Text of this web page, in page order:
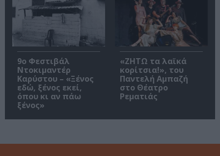
9ο Φεστιβάλ
Ντοκιμαντέρ
Καρύστου – «Ξένος
εδώ, ξένος εκεί,
όπου κι αν πάω
ξένος»
«ΖΗΤΩ τα λαϊκά
κορίτσια!», του
Παντελή Αμπαζή
στο Θέατρο
Ρεματιάς